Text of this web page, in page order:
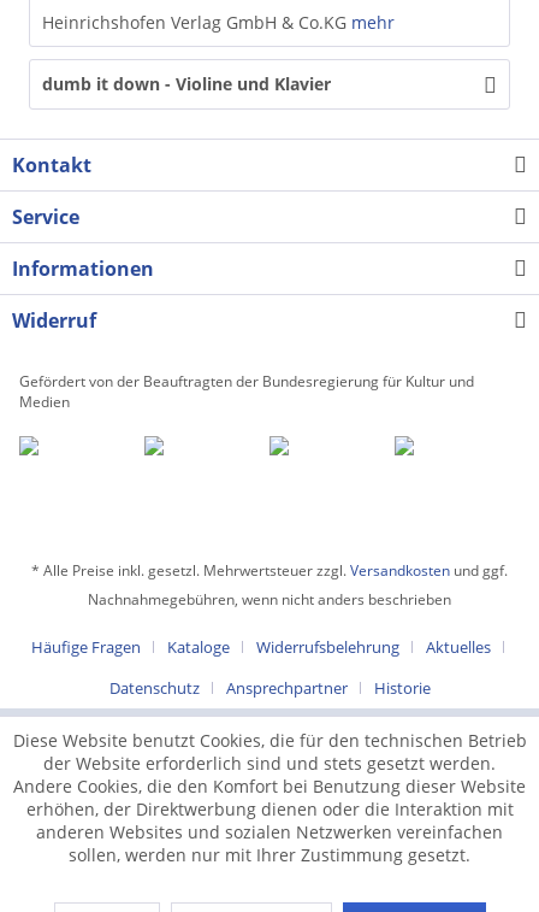
Heinrichshofen Verlag GmbH & Co.KG mehr
dumb it down - Violine und Klavier
Kontakt
Service
Informationen
Widerruf
Gefördert von der Beauftragten der Bundesregierung für Kultur und
Medien
* Alle Preise inkl. gesetzl. Mehrwertsteuer zzgl.Versandkosten und ggf.
Nachnahmegebühren, wenn nicht anders beschrieben
Häufige Fragen Kataloge Widerrufsbelehrung
Aktuelles
Datenschutz
Ansprechpartner Historie
Diese Website benutzt Cookies, die für den technischen Betrieb
der Website erforderlich sind und stets gesetzt werden.
Andere Cookies, die den Komfort bei Benutzung dieser Website
erhöhen, der Direktwerbung dienen oder die Interaktion mit
anderen Websites und sozialen Netzwerken vereinfachen
sollen, werden nur mit Ihrer Zustimmung gesetzt.